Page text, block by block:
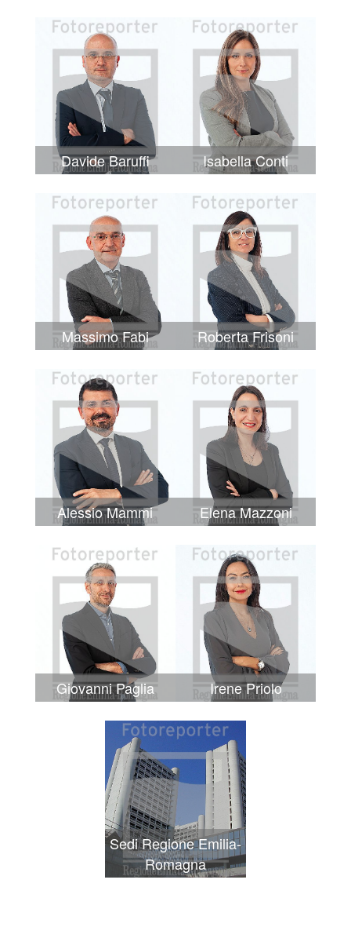
Davide Baruffi Isabella Conti
Massimo Fabi Roberta Frisoni
Alessio Mammi Elena Mazzoni
Giovanni Paglia Irene Priolo
Sedi Regione Emilia-
Romagna